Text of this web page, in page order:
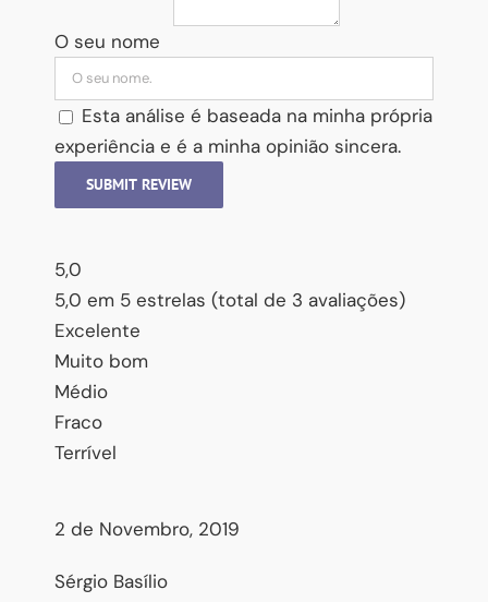
O seu nome
Esta análise é baseada na minha própria
experiência e é a minha opinião sincera.
SUBMIT REVIEW
5,0
5,0 em 5 estrelas (total de 3 avaliações)
Excelente
Muito bom
Médio
Fraco
Terrível
2 de Novembro, 2019
Sérgio Basílio